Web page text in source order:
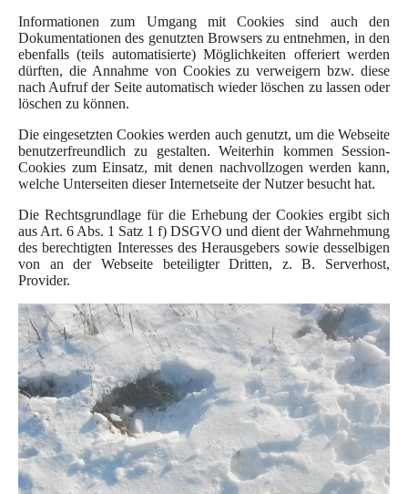
Informationen zum Umgang mit Cookies sind auch den
Dokumentationen des genutzten Browsers zu entnehmen, in den
ebenfalls (teils automatisierte) Möglichkeiten offeriert werden
dürften, die Annahme von Cookies zu verweigern bzw. diese
nach Aufruf der Seite automatisch wieder löschen zu lassen oder
löschen zu können.
Die eingesetzten Cookies werden auch genutzt, um die Webseite
benutzerfreundlich zu gestalten. Weiterhin kommen Session-
Cookies zum Einsatz, mit denen nachvollzogen werden kann,
welche Unterseiten dieser Internetseite der Nutzer besucht hat.
Die Rechtsgrundlage für die Erhebung der Cookies ergibt sich
aus Art. 6 Abs. 1 Satz 1 f) DSGVO und dient der Wahrnehmung
des berechtigten Interesses des Herausgebers sowie desselbigen
von an der Webseite beteiligter Dritten, z. B. Serverhost,
Provider.